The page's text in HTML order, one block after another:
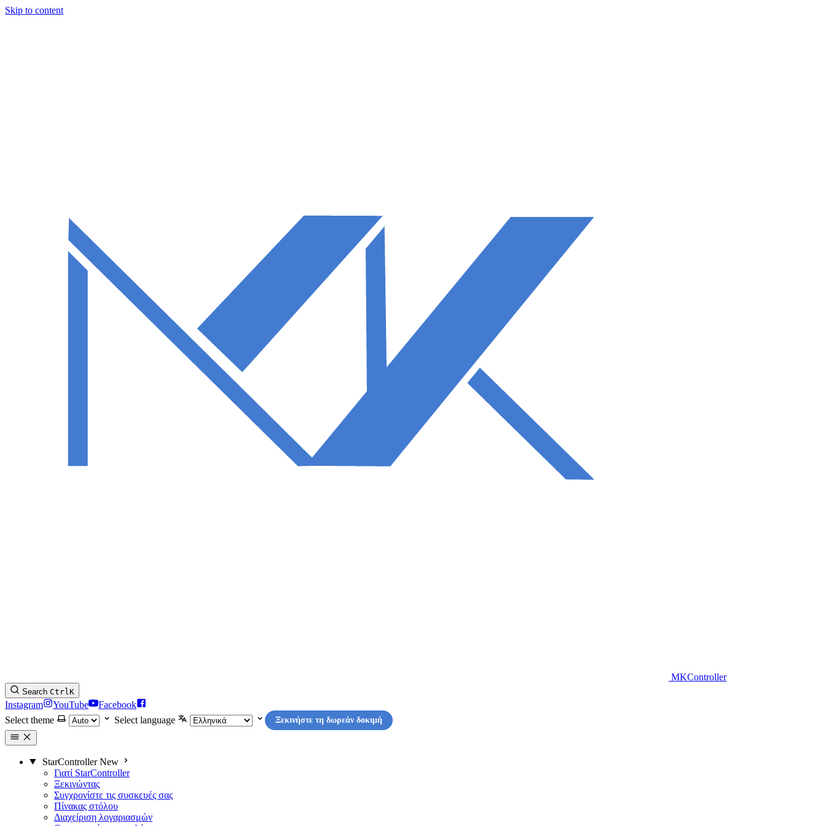
Skip to content
MKController
Search CtrlK
Instagram YouTube
Facebook
Select theme
Select language Ξεκινήστε τη δωρεάν δοκιμή
StarController New
Γιατί StarController
Ξεκινώντας
Συγχρονίστε τις συσκευές σας
Πίνακας στόλου
Διαχείριση λογαριασμών